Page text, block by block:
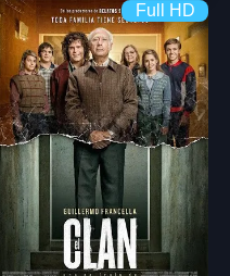
Full HD